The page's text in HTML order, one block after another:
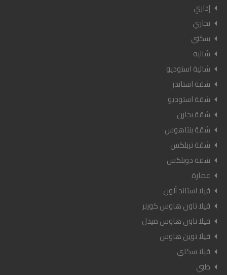
إداري
تجاري
سكني
شاليه
شالية استوديو
شقة استاندر
شقة استوديو
شقة بجارن
شقة بنتاهوس
شقة تربلكس
شقة دوبلكس
عمارة
فيلا استاند ألون
فيلا تاون هاوس كورنر
فيلا تاون هاوس ميدل
فيلا توين هاوس
فيلا سكاي
طبي